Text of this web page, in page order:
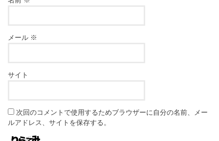
メール ※
サイト
次回のコメントで使用するためブラウザーに自分の名前、メー
ルアドレス、サイトを保存する。